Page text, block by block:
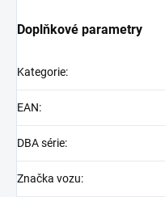
Doplňkové parametry
Kategorie:
EAN:
DBA série:
Značka vozu: